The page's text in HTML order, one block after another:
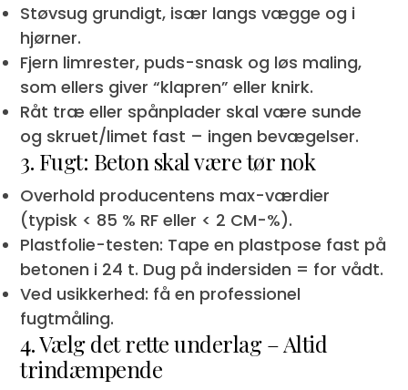
Støvsug grundigt, især langs vægge og i
hjørner.
Fjern limrester, puds-snask og løs maling,
som ellers giver “klapren” eller knirk.
Råt træ eller spånplader skal være sunde
og skruet/limet fast – ingen bevægelser.
3. Fugt: Beton skal være tør nok
Overhold producentens max-værdier
(typisk < 85 % RF eller < 2 CM-%).
Plastfolie-testen: Tape en plastpose fast på
betonen i 24 t. Dug på indersiden = for vådt.
Ved usikkerhed: få en professionel
fugtmåling.
4. Vælg det rette underlag – Altid
trindæmpende